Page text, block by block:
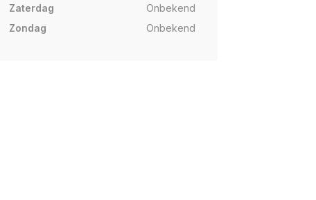
Zaterdag
Onbekend
Zondag
Onbekend